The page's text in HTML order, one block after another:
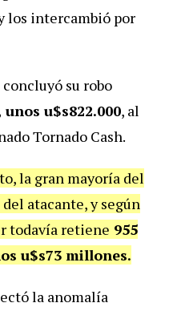
los intercambió por
su robo
unos u$s822.000, al
Tornado Cash.
la gran mayoría del
atacante, y según
todavía retiene 955
u$s73 millones.
la anomalía